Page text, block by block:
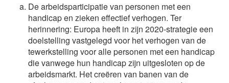
De arbeidsparticipatie van personen met een
handicap en zieken effectief verhogen. Ter
herinnering: Europa heeft in zijn 2020-strategie een
doelstelling vastgelegd voor het verhogen van de
tewerkstelling voor alle personen met een handicap
die vanwege hun handicap zijn uitgesloten op de
arbeidsmarkt. Het creëren van banen van de